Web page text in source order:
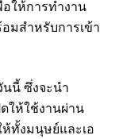
อให้การทำงาน
มสำหรับการเข้า
นนี้ ซึ่งจะนำ
ให้ใช้งานผ่าน
ห้ทั้งมนุษย์และเอ